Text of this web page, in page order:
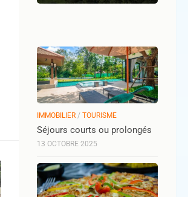
IMMOBILIER / TOURISME
Séjours courts ou prolongés
13 OCTOBRE 2025